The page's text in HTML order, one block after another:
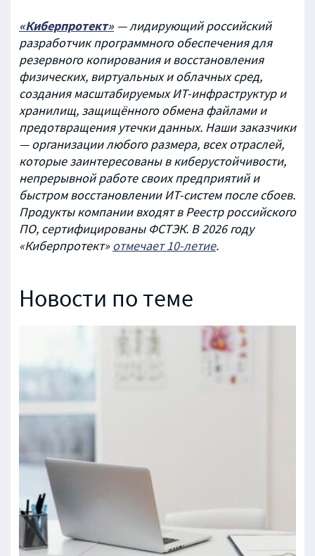
«Киберпротект» — лидирующий российский
разработчик программного обеспечения для
резервного копирования и восстановления
физических, виртуальных и облачных сред,
создания масштабируемых ИТ-инфраструктур и
хранилищ, защищённого обмена файлами и
предотвращения утечки данных. Наши заказчики
— организации любого размера, всех отраслей,
которые заинтересованы в киберустойчивости,
непрерывной работе своих предприятий и
быстром восстановлении ИТ-систем после сбоев.
Продукты компании входят в Реестр российского
ПО, сертифицированы ФСТЭК. В 2026 году
«Киберпротект» отмечает 10-летие.
Новости по теме